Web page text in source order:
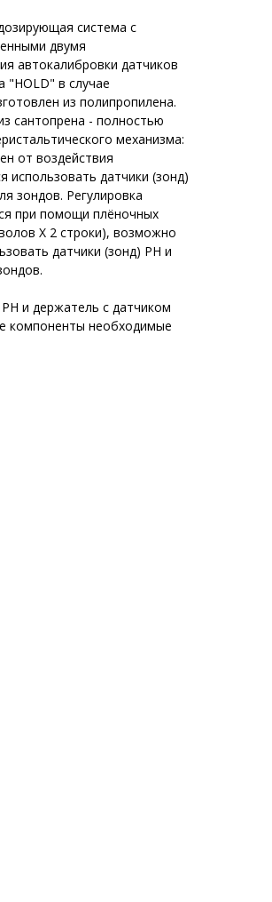
система с
двумя
автокалибровки датчиков
"HOLD" в случае
из полипропилена.
сантопрена - полностью
механизма:
от воздействия
использовать датчики (зонд)
зондов. Регулировка
при помощи плёночных
X 2 строки), возможно
датчики (зонд) РН и
и держатель с датчиком
компоненты необходимые